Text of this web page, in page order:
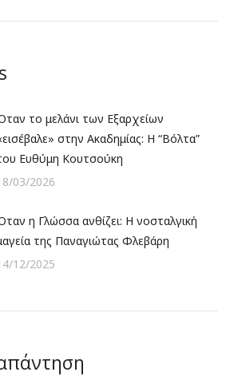
το μελάνι των Εξαρχείων
στην Ακαδημίας: Η “Βόλτα”
Ευθύμη Κουτσούκη
03/2026
η Γλώσσα ανθίζει: Η νοσταλγική
της Παναγιώτας Φλεβάρη
12/2025